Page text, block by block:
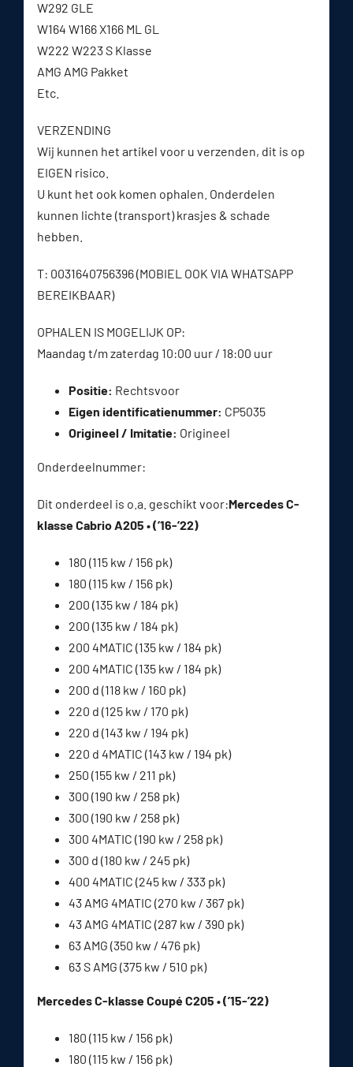
W292 GLE
W164 W166 X166 ML GL
W222 W223 S Klasse
AMG AMG Pakket
Etc.
VERZENDING
Wij kunnen het artikel voor u verzenden, dit is op
EIGEN risico.
U kunt het ook komen ophalen. Onderdelen
kunnen lichte (transport) krasjes & schade
hebben.
T: 0031640756396 (MOBIEL OOK VIA WHATSAPP
BEREIKBAAR)
OPHALEN IS MOGELIJK OP:
Maandag t/m zaterdag 10:00 uur / 18:00 uur
Positie: Rechtsvoor
Eigen identificatienummer: CP5035
Origineel / Imitatie: Origineel
Onderdeelnummer:
Dit onderdeel is o.a. geschikt voor:Mercedes C-
klasse Cabrio A205 • (’16-’22)
180 (115 kw / 156 pk)
180 (115 kw / 156 pk)
200 (135 kw / 184 pk)
200 (135 kw / 184 pk)
200 4MATIC (135 kw / 184 pk)
200 4MATIC (135 kw / 184 pk)
200 d (118 kw / 160 pk)
220 d (125 kw / 170 pk)
220 d (143 kw / 194 pk)
220 d 4MATIC (143 kw / 194 pk)
250 (155 kw / 211 pk)
300 (190 kw / 258 pk)
300 (190 kw / 258 pk)
300 4MATIC (190 kw / 258 pk)
300 d (180 kw / 245 pk)
400 4MATIC (245 kw / 333 pk)
43 AMG 4MATIC (270 kw / 367 pk)
43 AMG 4MATIC (287 kw / 390 pk)
63 AMG (350 kw / 476 pk)
63 S AMG (375 kw / 510 pk)
Mercedes C-klasse Coupé C205 • (’15-’22)
180 (115 kw / 156 pk)
180 (115 kw / 156 pk)